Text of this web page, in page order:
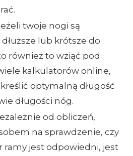
twoje nogi są
lub krótsze do
również to wziąć pod
kalkulatorów online,
optymalną długość
długości nóg.
od obliczeń,
na sprawdzenie, czy
ramy jest odpowiedni, jest